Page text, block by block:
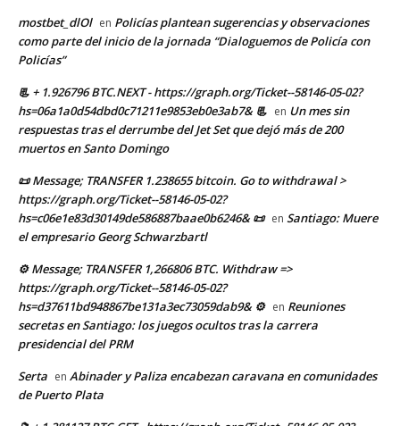
mostbet_dlOl en Policías plantean sugerencias y observaciones
como parte del inicio de la jornada “Dialoguemos de Policía con
Policías”
📃 + 1.926796 BTC.NEXT - https://graph.org/Ticket--58146-05-02?
hs=06a1a0d54dbd0c71211e9853eb0e3ab7& 📃 en Un mes sin
respuestas tras el derrumbe del Jet Set que dejó más de 200
muertos en Santo Domingo
📜 Message; TRANSFER 1.238655 bitcoin. Go to withdrawal >
https://graph.org/Ticket--58146-05-02?
hs=c06e1e83d30149de586887baae0b6246& 📜 en Santiago: Muere
el empresario Georg Schwarzbartl
⚙ Message; TRANSFER 1,266806 BTC. Withdraw =>
https://graph.org/Ticket--58146-05-02?
hs=d37611bd948867be131a3ec73059dab9& ⚙ en Reuniones
secretas en Santiago: los juegos ocultos tras la carrera
presidencial del PRM
Serta en Abinader y Paliza encabezan caravana en comunidades
de Puerto Plata